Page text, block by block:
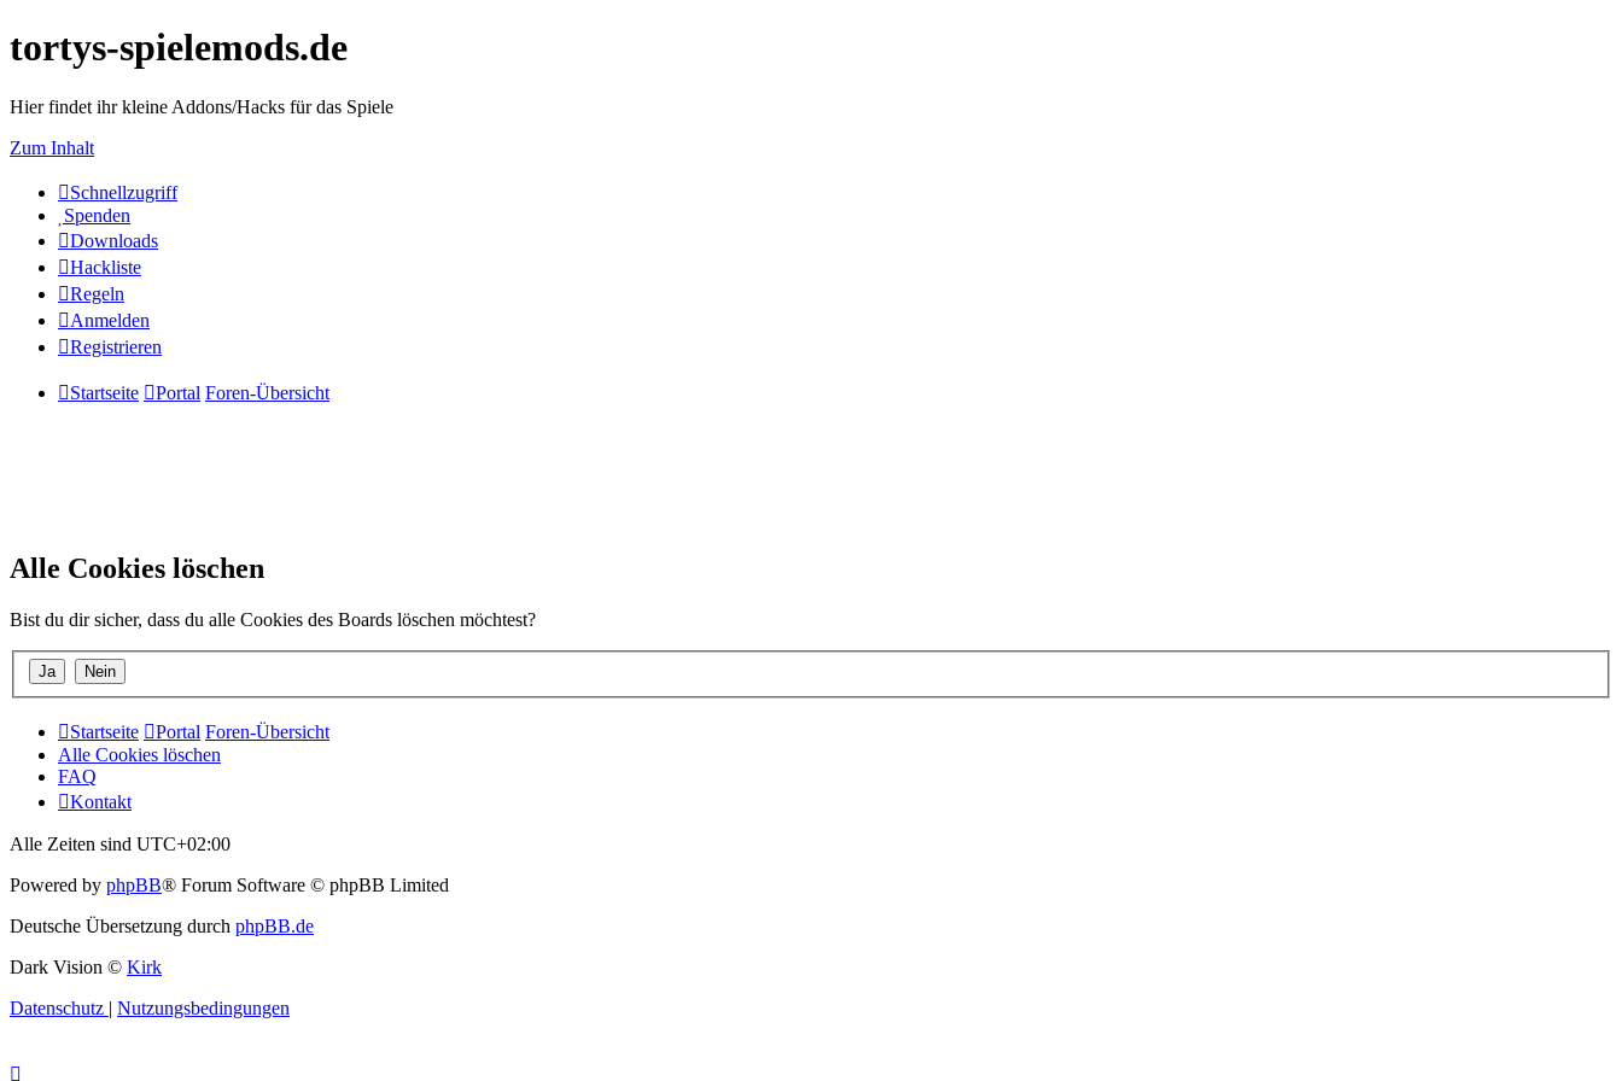
tortys-spielemods.de
Hier findet ihr kleine Addons/Hacks für das Spiele
Zum Inhalt
Schnellzugriff
Spenden
Downloads
Hackliste
Regeln
Anmelden
Registrieren
Startseite Portal Foren-Übersicht
Alle Cookies löschen
Bist du dir sicher, dass du alle Cookies des Boards löschen möchtest?
Startseite Portal Foren-Übersicht
Alle Cookies löschen
FAQ
Kontakt
Alle Zeiten sind UTC+02:00
Powered by phpBB® Forum Software © phpBB Limited
Deutsche Übersetzung durch phpBB.de
Dark Vision © Kirk
Datenschutz | Nutzungsbedingungen